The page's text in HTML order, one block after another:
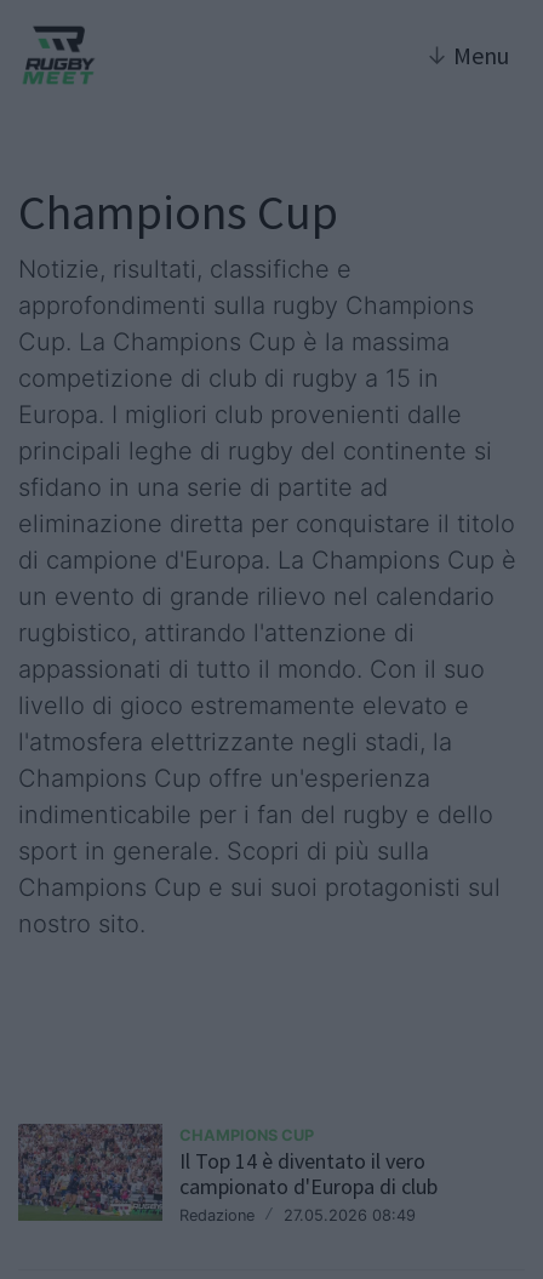
↓ Menu
Champions Cup
Notizie, risultati, classifiche e
approfondimenti sulla rugby Champions
Cup. La Champions Cup è la massima
competizione di club di rugby a 15 in
Europa. I migliori club provenienti dalle
principali leghe di rugby del continente si
sfidano in una serie di partite ad
eliminazione diretta per conquistare il titolo
di campione d'Europa. La Champions Cup è
un evento di grande rilievo nel calendario
rugbistico, attirando l'attenzione di
appassionati di tutto il mondo. Con il suo
livello di gioco estremamente elevato e
l'atmosfera elettrizzante negli stadi, la
Champions Cup offre un'esperienza
indimenticabile per i fan del rugby e dello
sport in generale. Scopri di più sulla
Champions Cup e sui suoi protagonisti sul
nostro sito.
CHAMPIONS CUP
Il Top 14 è diventato il vero
campionato d'Europa di club
Redazione / 27.05.2026 08:49